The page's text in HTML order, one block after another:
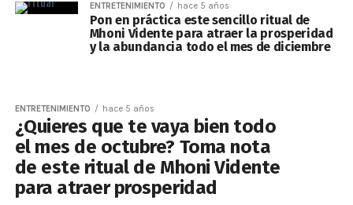
ENTRETENIMIENTO hace 5 años
Pon en práctica este sencillo ritual de
Mhoni Vidente para atraer la prosperidad
y la abundancia todo el mes de diciembre
ENTRETENIMIENTO hace 5 años
¿Quieres que te vaya bien todo
el mes de octubre? Toma nota
de este ritual de Mhoni Vidente
para atraer prosperidad